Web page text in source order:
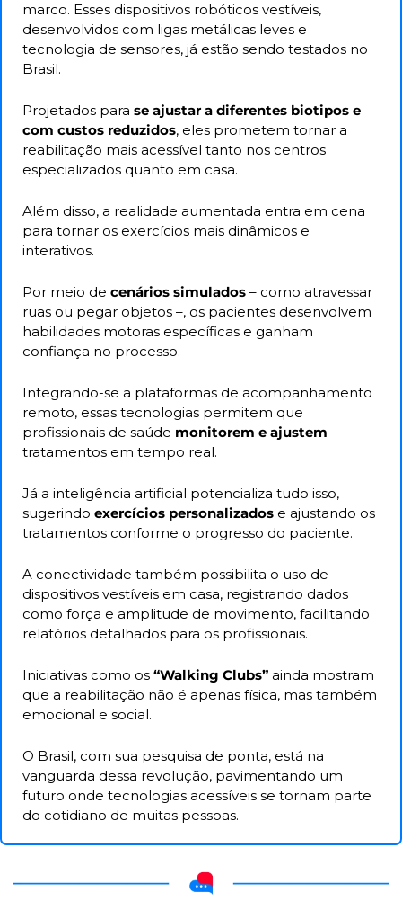
marco. Esses dispositivos robóticos vestíveis,
desenvolvidos com ligas metálicas leves e
tecnologia de sensores, já estão sendo testados no
Brasil.
Projetados para se ajustar a diferentes biotipos e
com custos reduzidos, eles prometem tornar a
reabilitação mais acessível tanto nos centros
especializados quanto em casa.
Além disso, a realidade aumentada entra em cena
para tornar os exercícios mais dinâmicos e
interativos.
Por meio de cenários simulados – como atravessar
ruas ou pegar objetos –, os pacientes desenvolvem
habilidades motoras específicas e ganham
confiança no processo.
Integrando-se a plataformas de acompanhamento
remoto, essas tecnologias permitem que
profissionais de saúde
tratamentos em tempo real.
Já a inteligência artificial potencializa tudo isso,
sugerindo exercícios personalizados e ajustando os
tratamentos conforme o progresso do paciente.
A conectividade também possibilita o uso de
dispositivos vestíveis em casa, registrando dados
como força e amplitude de movimento, facilitando
relatórios detalhados para os profissionais.
Iniciativas como os “Walking Clubs” ainda mostram
que a reabilitação não é apenas física, mas também
emocional e social.
O Brasil, com sua pesquisa de ponta, está na
vanguarda dessa revolução, pavimentando um
futuro onde tecnologias acessíveis se tornam parte
do cotidiano de muitas pessoas.